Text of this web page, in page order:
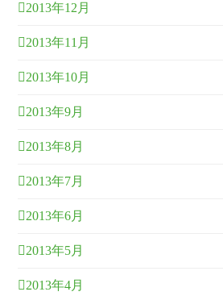
2013年12月
2013年11月
2013年10月
2013年9月
2013年8月
2013年7月
2013年6月
2013年5月
2013年4月